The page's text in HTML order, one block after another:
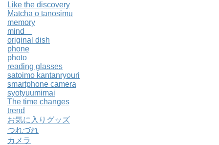
Like the discovery
Matcha o tanosimu
memory
mind
original dish
phone
photo
reading glasses
satoimo kantanryouri
smartphone camera
syotyuumimai
The time changes
trend
お気に入りグッズ
つれづれ
カメラ